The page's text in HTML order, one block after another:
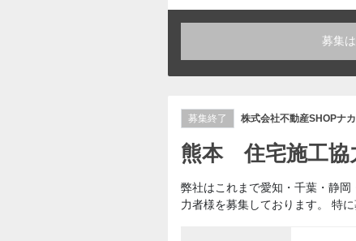
募集
募集終了 株式会社不動産SHOPナ
熊本 住宅施工協
弊社はこれまで愛知・千葉・静
力者様を募集しております。 特